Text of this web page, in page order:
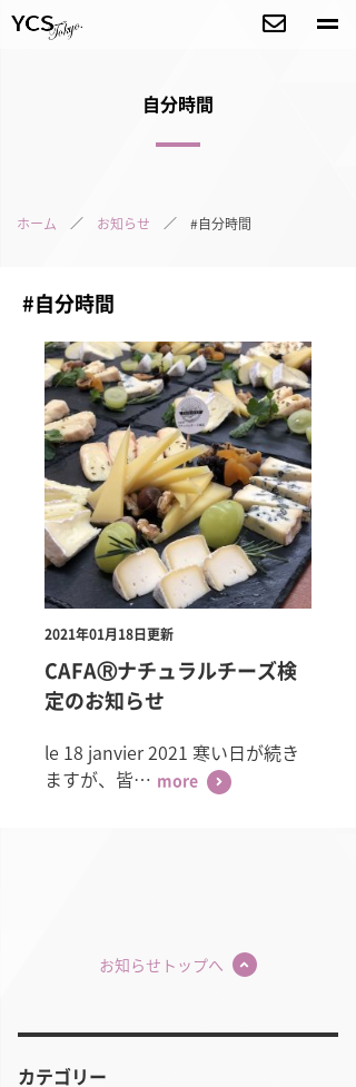
自分時間
ホーム ／ お知らせ ／ #自分時間
#自分時間
2021年01月18日更新
CAFAⓇナチュラルチーズ検
定のお知らせ
le 18 janvier 2021 寒い日が続き
ますが、皆… more
お知らせトップへ
カテゴリー